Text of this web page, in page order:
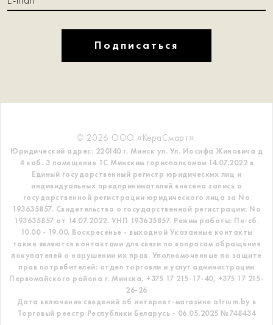
Подписаться
© 2026 ООО «КераСмарт».
Юридический адрес: 220140 г. Минск ул. Ул. Иосифа Жиновича д
4 каб. 3 помещение ТС Минским горисполкомом 14.07.2022 в
Единый государственный регистр юридических лиц и
индивидуальных предпринимателей внесена запись о
государственной регистрации юридического лица за No
193635857. Свидетельство о государственной регистрации: No
193635857 от 14.07.2022. УНП 193635857. Режим работы: Пн-сб.
10.00 - 19.00. Воскресенье - выходной Указанные контакты
также являются контактами для связи по вопросам обращения
покупателей о нарушении их прав. Уполномоченные по защите
прав потребителей: отдел торговли и услуг администрации
Первомайского района г. Минска, +375 17 215-17-40, +375 17 215-
26-26
Дата включения сведений об интернет-магазине atrium.by в
Торговый реестр Республики Беларусь - 06.05.2025 №748434